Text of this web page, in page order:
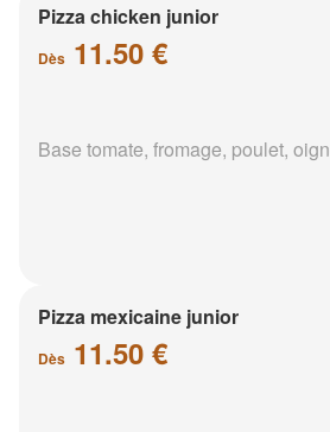
Pizza chicken junior
Dès 11.50 €
Base tomate, fromage, poulet,
Pizza mexicaine junior
Dès 11.50 €